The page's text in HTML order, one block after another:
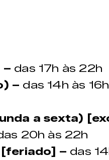
– das 17h às 22h
– das 14h às
a sexta)
20h às 22h
– das